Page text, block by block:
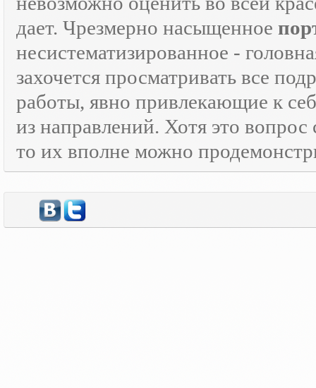
дает. Чрезмерно насыщенное
несистематизированное -
захочется просматривать все
работы, явно привлекающие к
из направлений. Хотя это
то их вполне можно